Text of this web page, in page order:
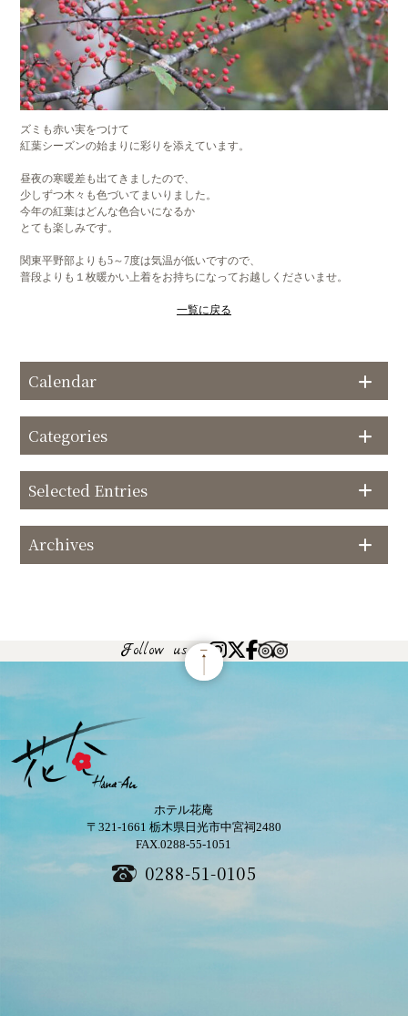
ズミも赤い実をつけて
紅葉シーズンの始まりに彩りを添えています。
昼夜の寒暖差も出てきましたので、
少しずつ木々も色づいてまいりました。
今年の紅葉はどんな色合いになるか
とても楽しみです。
関東平野部よりも5～7度は気温が低いですので、
普段よりも１枚暖かい上着をお持ちになってお越しくださいませ。
一覧に戻る
Calendar
Categories
Selected Entries
Archives
Follow us
ホテル花庵
〒321-1661 栃木県日光市中宮祠2480
FAX.0288-55-1051
0288-51-0105